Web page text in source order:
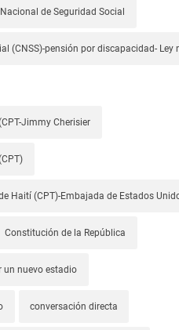
de Seguridad Social
(CNSS)-pensión por discapacidad- Ley
Jimmy Cherisier
Haití (CPT)-Embajada de Estados
Constitución de la República
un nuevo estadio
conversación directa